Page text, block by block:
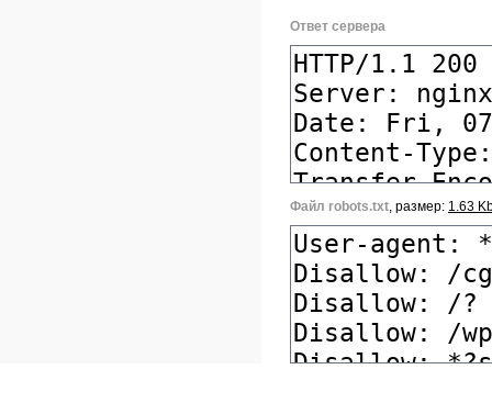
Ответ сервера
Файл robots.txt , размер: 1.63